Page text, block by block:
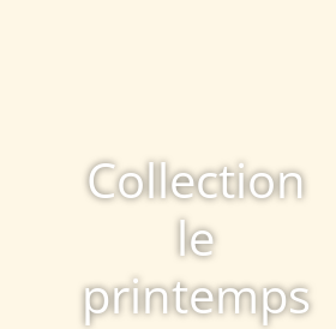
Collection
le
printemps